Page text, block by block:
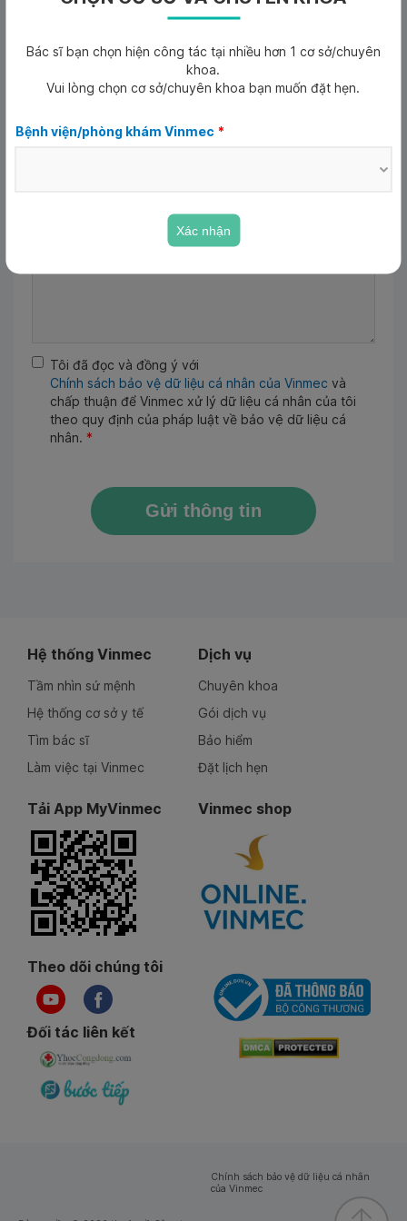
Tôi đã đọc và đồng ý với
Chính sách bảo vệ dữ liệu cá nhân của Vinmec và
chấp thuận để Vinmec xử lý dữ liệu cá nhân của tôi
theo quy định của pháp luật về bảo vệ dữ liệu cá
nhân. *
Gửi thông tin
Bác sĩ bạn chọn hiện công tác tại nhiều hơn 1 cơ sở/chuyên
khoa.
Vui lòng chọn cơ sở/chuyên khoa bạn muốn đặt hẹn.
Bệnh viện/phòng khám Vinmec *
Xác nhận
Hệ thống Vinmec
Tầm nhìn sứ mệnh
Hệ thống cơ sở y tế
Tìm bác sĩ
Làm việc tại Vinmec
Dịch vụ
Chuyên khoa
Gói dịch vụ
Bảo hiểm
Đặt lịch hẹn
Tải App MyVinmec Vinmec shop
Theo dõi chúng tôi
Đối tác liên kết
Chính sách bảo vệ dữ liệu cá nhân
của Vinmec